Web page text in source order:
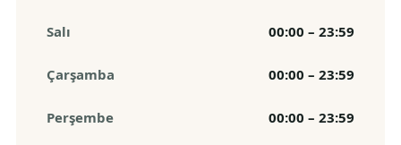
Salı 00:00 – 23:59
Çarşamba 00:00 – 23:59
Perşembe 00:00 – 23:59